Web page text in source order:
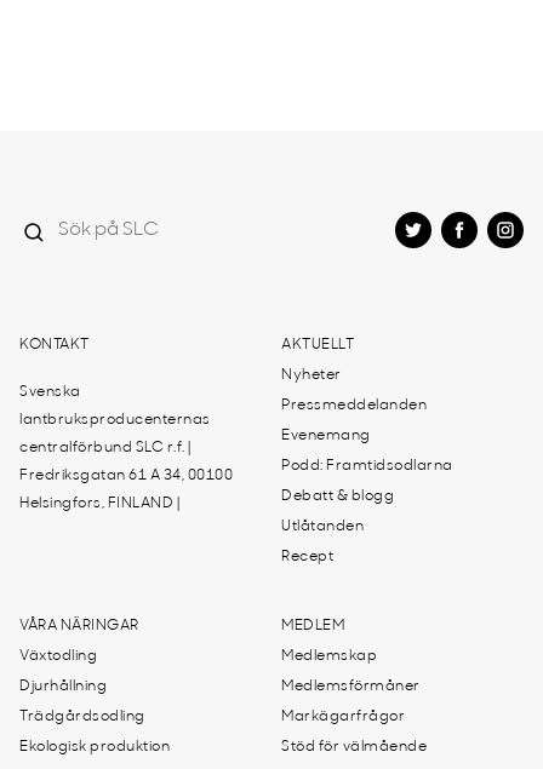
KONTAKT
Svenska
lantbruksproducenternas
centralförbund SLC r.f. |
Fredriksgatan 61 A 34, 00100
Helsingfors, FINLAND |
AKTUELLT
Nyheter
Pressmeddelanden
Evenemang
Podd: Framtidsodlarna
Debatt & blogg
Utlåtanden
Recept
VÅRA NÄRINGAR
Växtodling
Djurhållning
Trädgårdsodling
Ekologisk produktion
MEDLEM
Medlemskap
Medlemsförmåner
Markägarfrågor
Stöd för välmående